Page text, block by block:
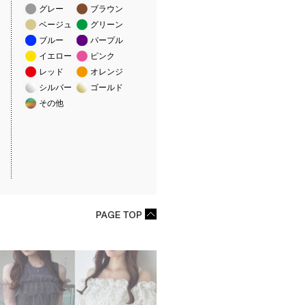
グレー
ブラウン
ベージュ
グリーン
ブルー
パープル
イエロー
ピンク
レッド
オレンジ
シルバー
ゴールド
その他